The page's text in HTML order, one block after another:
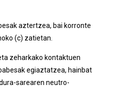
aztertzea, bai korronte
(c) zatietan.
zeharkako kontaktuen
egiaztatzea, hainbat
sarearen neutro-